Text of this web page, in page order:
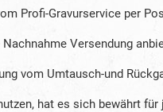
Profi-Gravurservice per
Versendung
vom Umtausch-und
hat es sich bewährt